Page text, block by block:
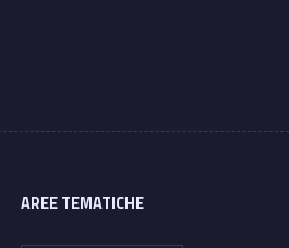
AREE TEMATICHE